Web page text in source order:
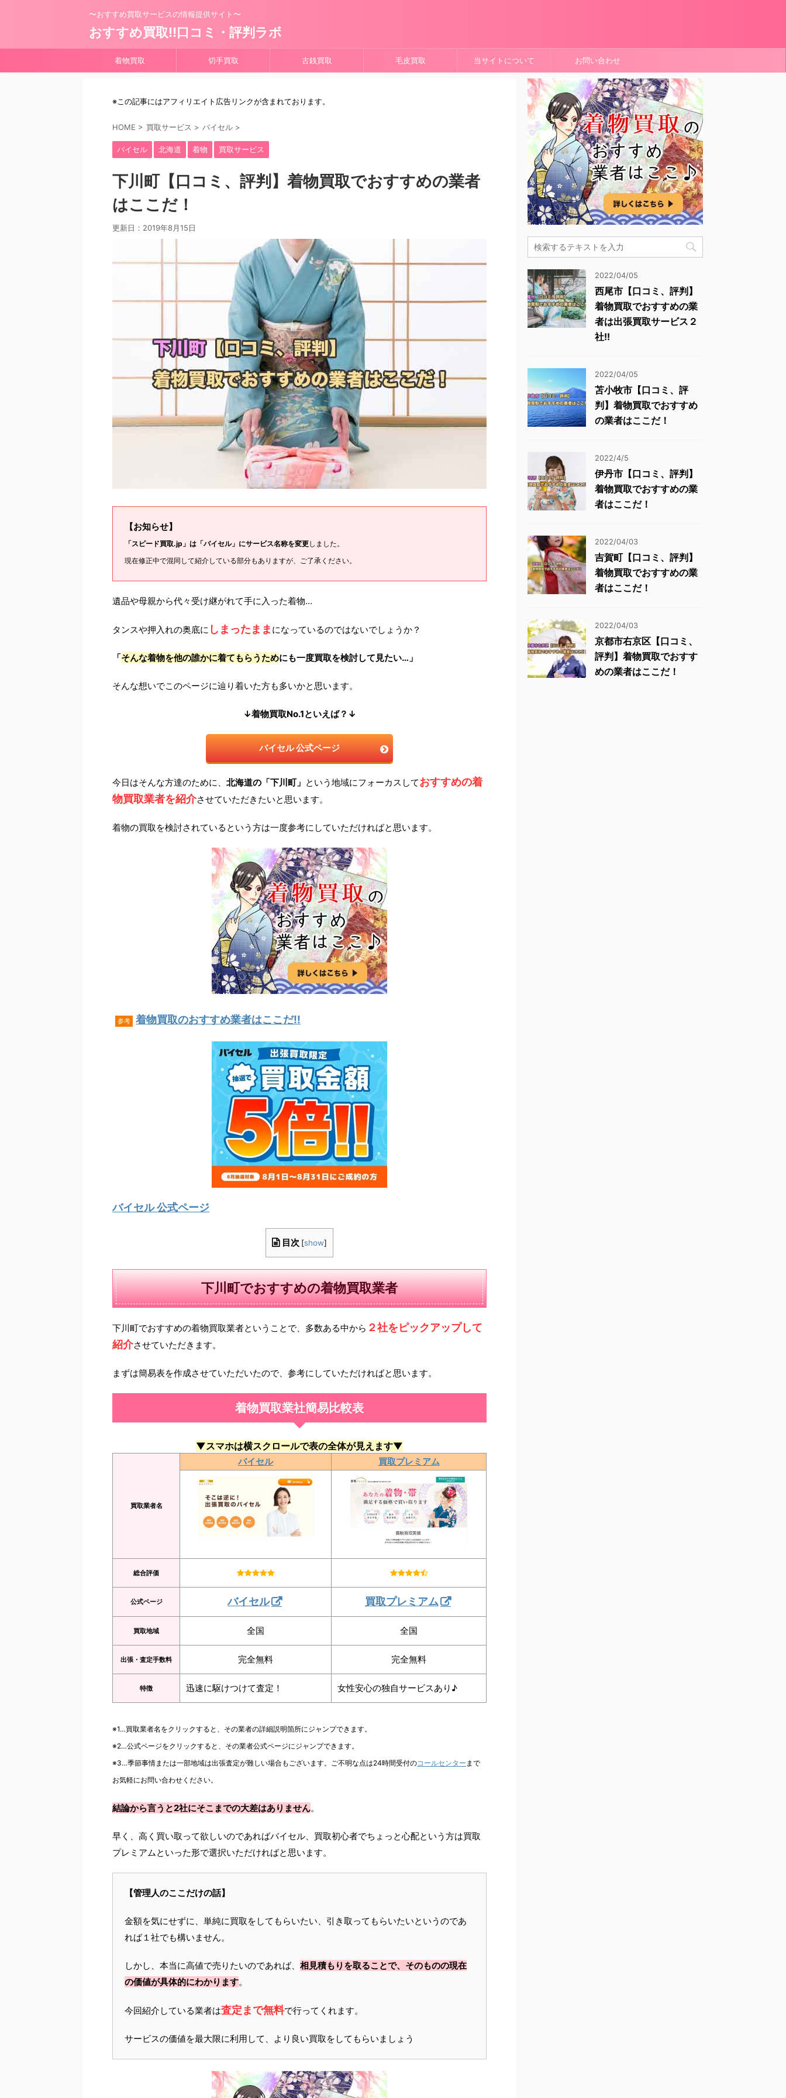
〜おすすめ買取サービスの情報提供サイト〜
おすすめ買取!!口コミ・評判ラボ
着物買取 切手買取 古銭買取 毛皮買取 当サイトについて お問い合わせ
※この記事にはアフィリエイト広告リンクが含まれております。
HOME > 買取サービス > バイセル >
バイセル 北海道 着物 買取サービス
下川町【口コミ、評判】着物買取でおすすめの業者
はここだ！
更新日： 2019年8月15日
【お知らせ】
「スピード買取.jp」は「バイセル」にサービス名称を変更しました。
現在修正中で混同して紹介している部分もありますが、ご了承ください。
遺品や母親から代々受け継がれて手に入った着物…
タンスや押入れの奥底に しまったまま になっているのではないでしょうか？
「そんな着物を他の誰かに着てもらうためにも一度買取を検討して見たい…」
そんな想いでこのページに辿り着いた方も多いかと思います。
↓着物買取No.1といえば？↓
バイセル 公式ページ
今日はそんな方達のために、 北海道の「下川町」 という地域にフォーカスしておすすめの着
物買取業者を紹介させていただきたいと思います。
着物の買取を検討されているという方は一度参考にしていただければと思います。
参考 着物買取のおすすめ業者はここだ!!
バイセル 公式ページ
目次 [show]
下川町でおすすめの着物買取業者
下川町でおすすめの着物買取業者ということで、多数ある中から ２社をピックアップして
紹介させていただきます。
まずは簡易表を作成させていただいたので、参考にしていただければと思います。
着物買取業社簡易比較表
▼スマホは横スクロールで表の全体が見えます▼
買取業者名
バイセル 買取プレミアム
総合評価
公式ページ バイセル 買取プレミアム
買取地域 全国 全国
出張・査定手数料 完全無料 完全無料
特徴 迅速に駆けつけて査定！ 女性安心の独自サービスあり♪
※1…買取業者名をクリックすると、その業者の詳細説明箇所にジャンプできます。
※2…公式ページをクリックすると、その業者公式ページにジャンプできます。
※3…季節事情または一部地域は出張査定が難しい場合もございます。ご不明な点は24時間受付のコールセンター まで
お気軽にお問い合わせください。
結論から言うと2社にそこまでの大差はありません。
早く、高く買い取って欲しいのであればバイセル、買取初心者でちょっと心配という方は買取
プレミアムといった形で選択いただければと思います。
【管理人のここだけの話】
金額を気にせずに、単純に買取をしてもらいたい、引き取ってもらいたいというのであ
れば１社でも構いません。
しかし、本当に高値で売りたいのであれば、 相見積もりを取ることで、そのものの現在
の価値が具体的にわかります。
今回紹介している業者は査定まで無料で行ってくれます。
サービスの価値を最大限に利用して、より良い買取をしてもらいましょう
2022/04/05
西尾市【口コミ、評判】
着物買取でおすすめの業
者は出張買取サービス２
社!!
2022/04/05
苫小牧市【口コミ、評
判】着物買取でおすすめ
の業者はここだ！
2022/4/5
伊丹市【口コミ、評判】
着物買取でおすすめの業
者はここだ！
2022/04/03
吉賀町【口コミ、評判】
着物買取でおすすめの業
者はここだ！
2022/04/03
京都市右京区【口コミ、
評判】着物買取でおすす
めの業者はここだ！